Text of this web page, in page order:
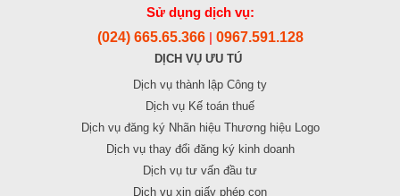
Sử dụng dịch vụ:
(024) 665.65.366 0967.591.128
DỊCH VỤ ƯU TÚ
Dịch vụ thành lập Công ty
Dịch vụ Kế toán thuế
Dịch vụ đăng ký Nhãn hiệu Thương hiệu Logo
Dịch vụ thay đổi đăng ký kinh doanh
Dịch vụ tư vấn đầu tư
Dịch vụ xin giấy phép con